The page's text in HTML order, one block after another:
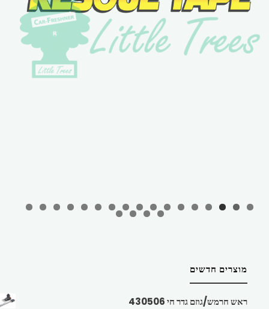
מוצרים חדשים
ראש חרמש/גוזם גדר חי 430506